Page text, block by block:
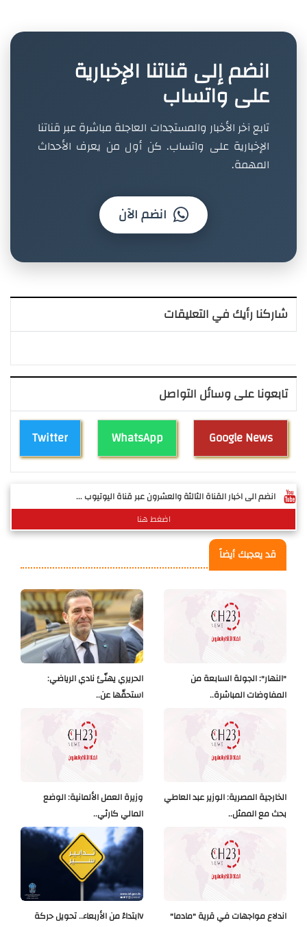
انضم إلى قناتنا الإخبارية
على واتساب
تابع آخر الأخبار والمستجدات العاجلة مباشرة عبر قناتنا
الإخبارية على واتساب. كن أول من يعرف الأحداث
المهمة.
انضم الآن
شاركنا رأيك في التعليقات
تابعونا على وسائل التواصل
Twitter WhatsApp Google News
انضم الى اخبار القناة الثالثة والعشرون عبر قناة اليوتيوب ...
اضغط هنا
قد يعجبك أيضاً
الحريري يهنّئ نادي الرياضي:
استحقّها عن..
"النهار": الجولة السابعة من
المفاوضات المباشرة..
وزيرة العمل الألمانية: الوضع
المالي كارثي..
الخارجية المصرية: الوزير عبد العاطي
بحث مع الممثل..
Vابتداءً من الأربعاء.. تحويل حركة
اندلاع مواجهات في قرية "مادما"